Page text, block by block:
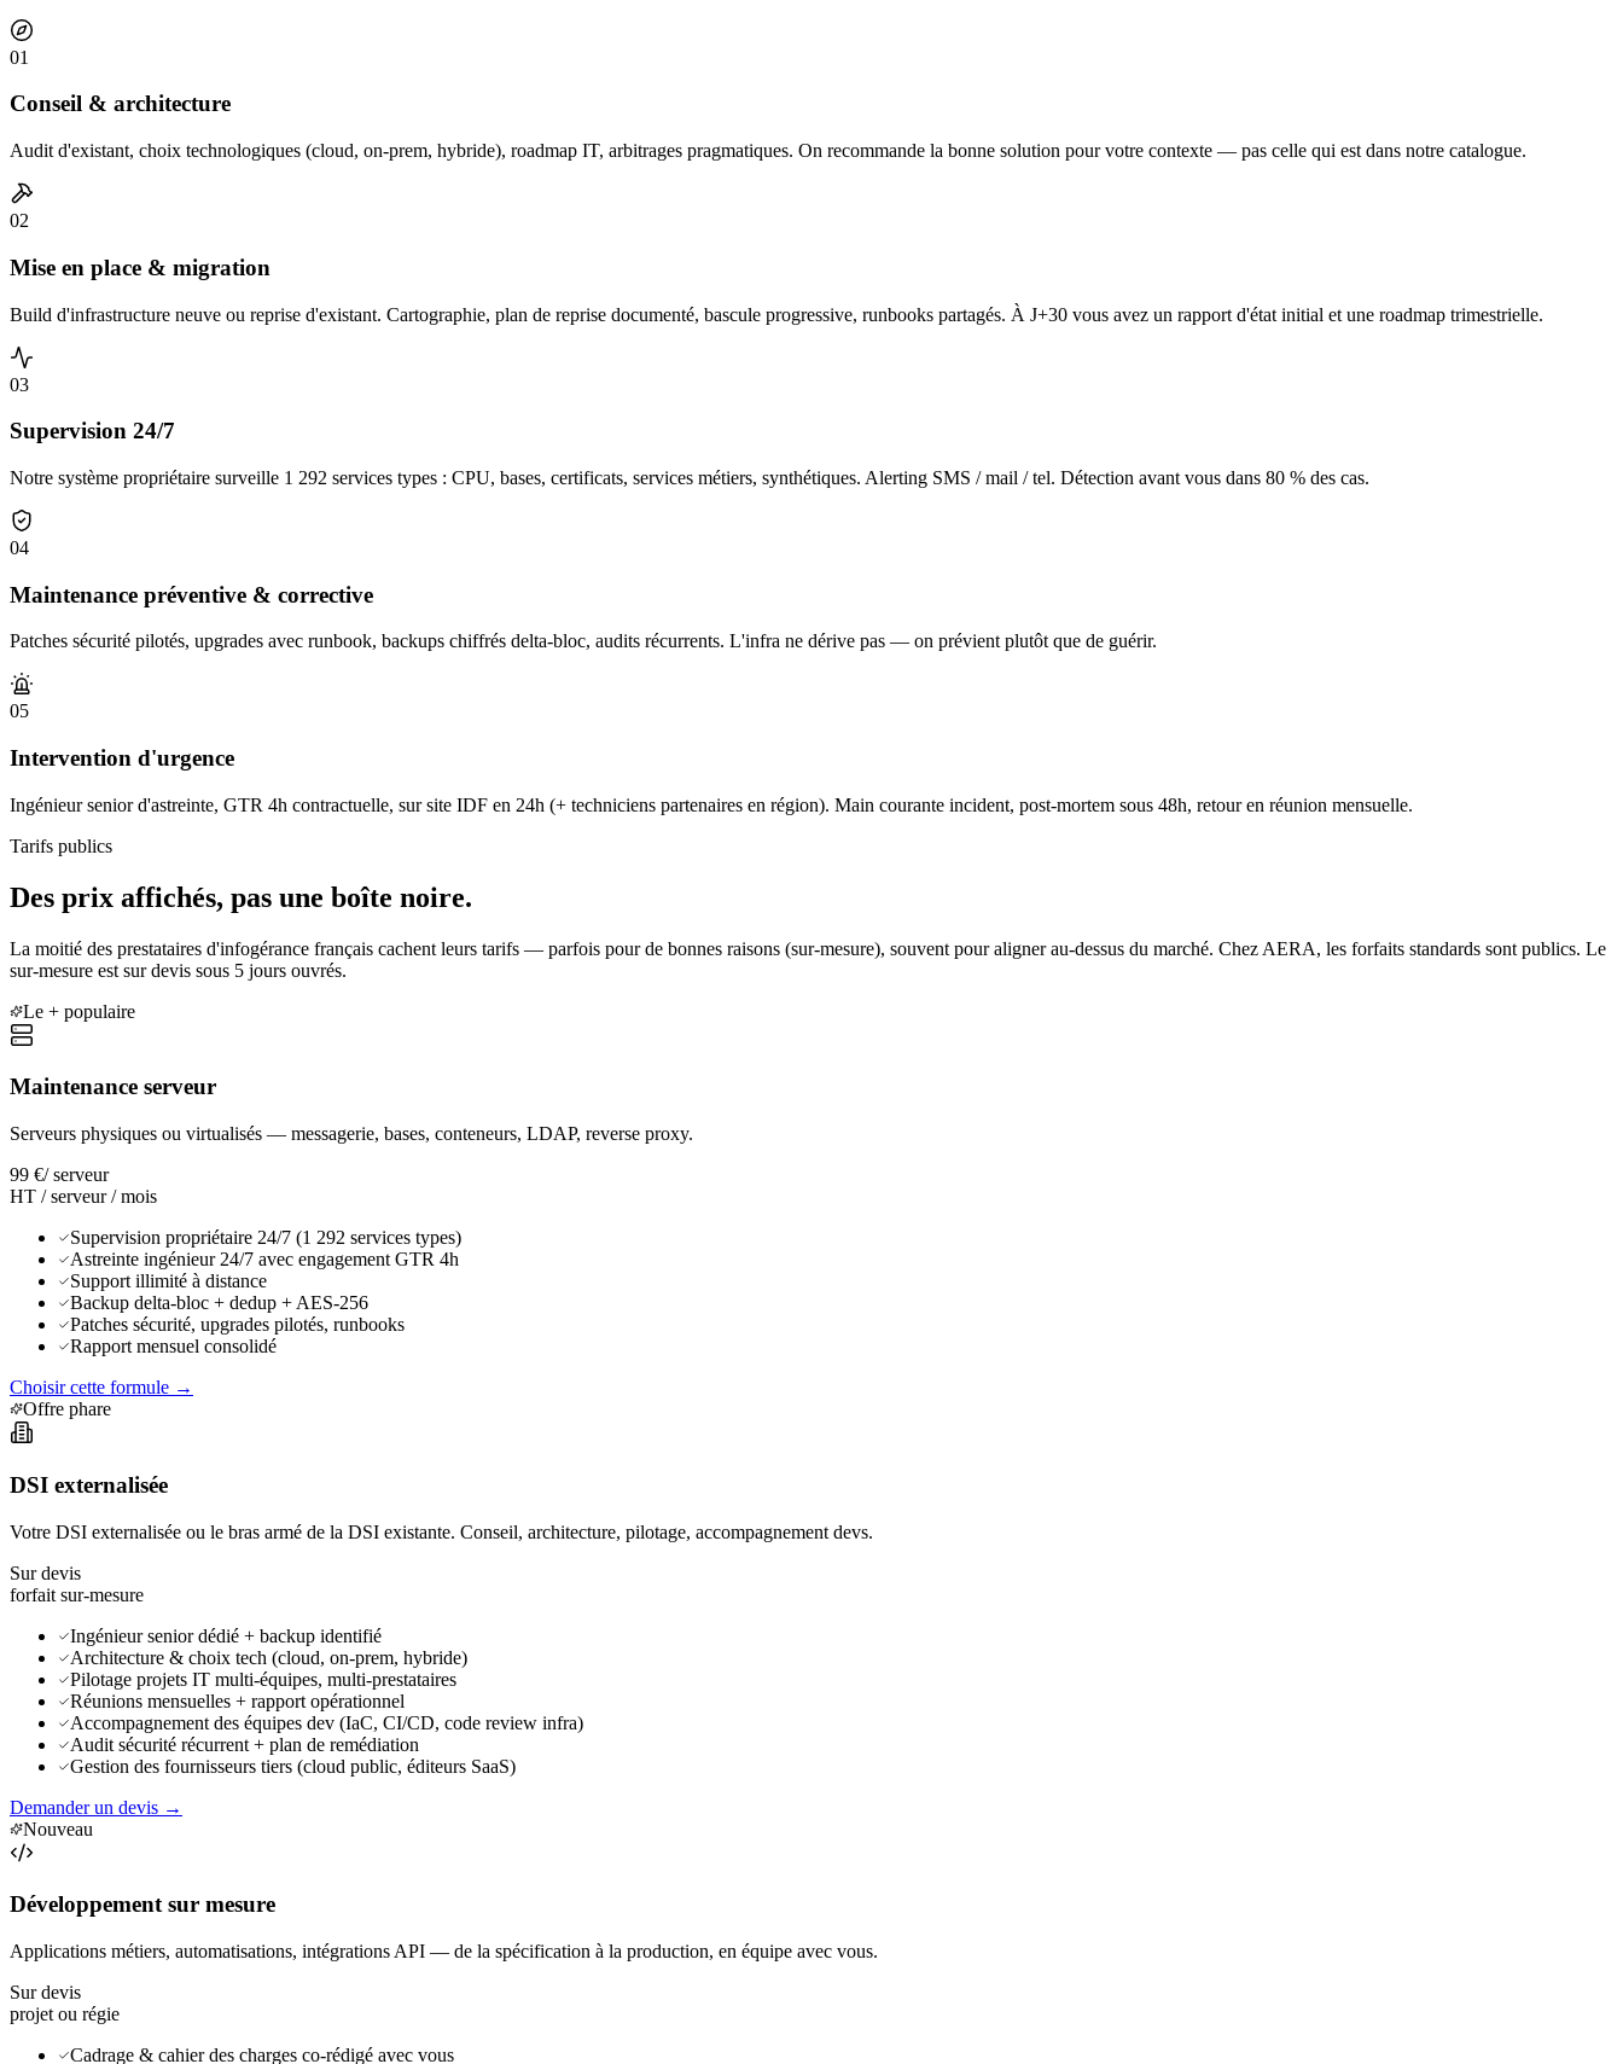
01
Conseil & architecture
Audit d'existant, choix technologiques (cloud, on-prem, hybride), roadmap IT, arbitrages pragmatiques. On recommande la bonne solution pour votre contexte — pas celle qui est dans notre catalogue.
02
Mise en place & migration
Build d'infrastructure neuve ou reprise d'existant. Cartographie, plan de reprise documenté, bascule progressive, runbooks partagés. À J+30 vous avez un rapport d'état initial et une roadmap trimestrielle.
03
Supervision 24/7
Notre système propriétaire surveille 1 292 services types : CPU, bases, certificats, services métiers, synthétiques. Alerting SMS / mail / tel. Détection avant vous dans 80 % des cas.
04
Maintenance préventive & corrective
Patches sécurité pilotés, upgrades avec runbook, backups chiffrés delta-bloc, audits récurrents. L'infra ne dérive pas — on prévient plutôt que de guérir.
05
Intervention d'urgence
Ingénieur senior d'astreinte, GTR 4h contractuelle, sur site IDF en 24h (+ techniciens partenaires en région). Main courante incident, post-mortem sous 48h, retour en réunion mensuelle.
Tarifs publics
Des prix affichés, pas une boîte noire.
La moitié des prestataires d'infogérance français cachent leurs tarifs — parfois pour de bonnes raisons (sur-mesure), souvent pour aligner au-dessus du marché. Chez AERA, les forfaits standards sont publics. Le
sur-mesure est sur devis sous 5 jours ouvrés.
Le + populaire
Maintenance serveur
Serveurs physiques ou virtualisés — messagerie, bases, conteneurs, LDAP, reverse proxy.
99 €/serveur
HT / serveur / mois
Supervision propriétaire 24/7 (1 292 services types)
Astreinte ingénieur 24/7 avec engagement GTR 4h
Support illimité à distance
Backup delta-bloc + dedup + AES-256
Patches sécurité, upgrades pilotés, runbooks
Rapport mensuel consolidé
Choisir cette formule →
Offre phare
DSI externalisée
Votre DSI externalisée ou le bras armé de la DSI existante. Conseil, architecture, pilotage, accompagnement devs.
Sur devis
forfait sur-mesure
Ingénieur senior dédié + backup identifié
Architecture & choix tech (cloud, on-prem, hybride)
Pilotage projets IT multi-équipes, multi-prestataires
Réunions mensuelles + rapport opérationnel
Accompagnement des équipes dev (IaC, CI/CD, code review infra)
Audit sécurité récurrent + plan de remédiation
Gestion des fournisseurs tiers (cloud public, éditeurs SaaS)
Demander un devis →
Nouveau
Développement sur mesure
Applications métiers, automatisations, intégrations API — de la spécification à la production, en équipe avec vous.
Sur devis
projet ou régie
Cadrage & cahier des charges co-rédigé avec vous